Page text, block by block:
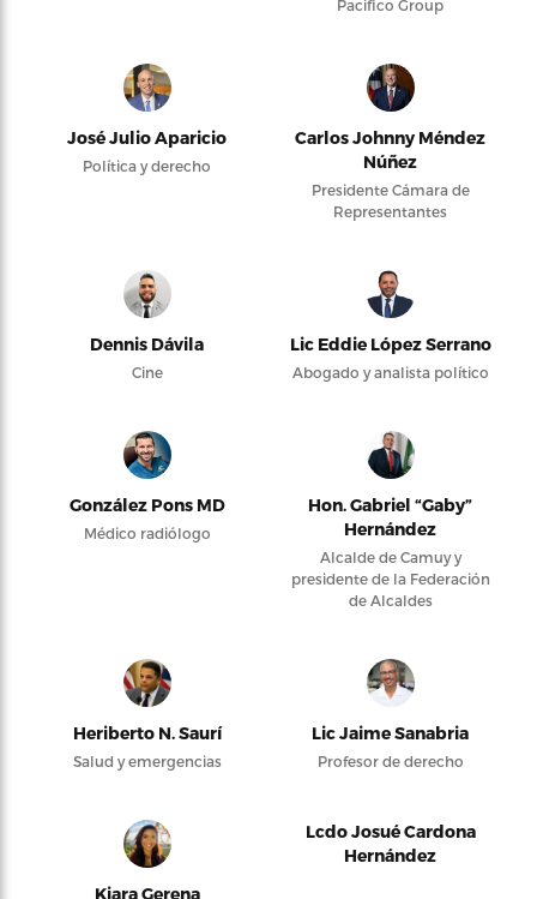
Pacifico Group
José Julio Aparicio
Política y derecho
Carlos Johnny Méndez
Núñez
Presidente Cámara de
Representantes
Dennis Dávila
Cine
Lic Eddie López Serrano
Abogado y analista político
González Pons MD
Médico radiólogo
Hon. Gabriel “Gaby”
Hernández
Alcalde de Camuy y
presidente de la Federación
de Alcaldes
Heriberto N. Saurí
Salud y emergencias
Lic Jaime Sanabria
Profesor de derecho
Kiara Gerena
Lcdo Josué Cardona
Hernández